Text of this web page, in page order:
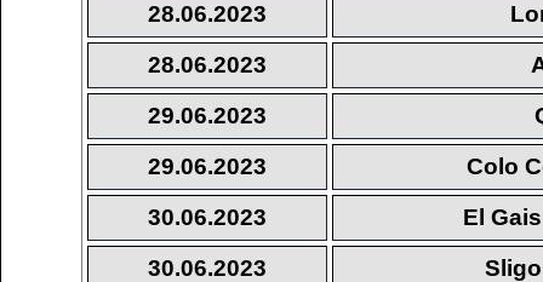
28.06.2023
28.06.2023
29.06.2023
29.06.2023
Colo
30.06.2023
El
30.06.2023